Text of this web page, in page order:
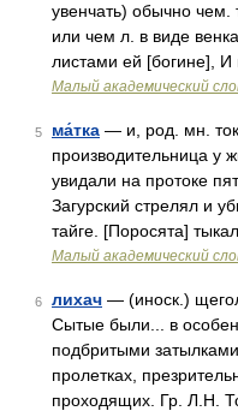
увенчать) обычно чем.
или чем л. в виде
листами ей [богине],
Малый академический
5 ма́тка — и, род. мн.
производительница у
увидали на протоке
Загурский стрелял и
тайге. [Поросята]
Малый академический
6 лихач — (иноск.)
Сытые были... в
подбритыми
пролетках,
проходящих. Гр. Л.Н.